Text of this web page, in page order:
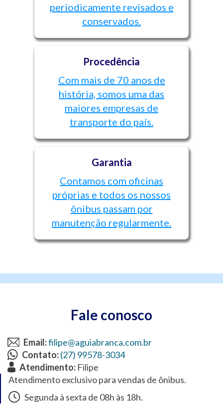
periodicamente revisados e
conservados.
Procedência
Com mais de 70 anos de
história, somos uma das
maiores empresas de
transporte do país.
Garantia
Contamos com oficinas
próprias e todos os nossos
ônibus passam por
manutenção regularmente.
Fale conosco
Email:filipe@aguiabranca.com.br
Contato:(27) 99578-3034
Atendimento: Filipe
Atendimento exclusivo para vendas de ônibus.
Segunda à sexta de 08h às 18h.